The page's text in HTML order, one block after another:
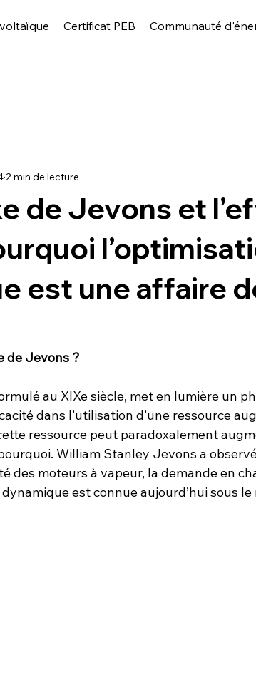
Certificat PEB Communauté
de Jevons et
est une affaire
2 min de lecture
de Jevons ?
au XIXe siècle, met en lumière un
dans l’utilisation d’une ressource
ressource peut paradoxalement
William Stanley Jevons a observé
des moteurs à vapeur, la demande en
est connue aujourd’hui sous le